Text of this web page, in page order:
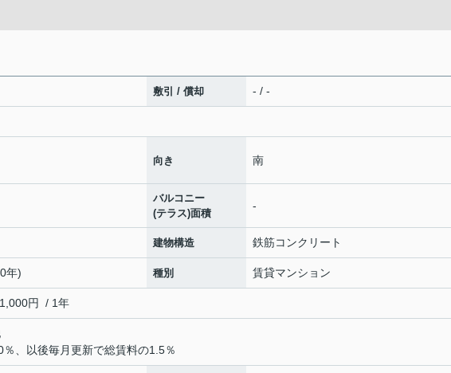
敷引 / 償却 - / -
向き 南
バルコニー
(テラス)面積
-
建物構造 鉄筋コンクリート
年) 種別 賃貸マンション
円 / 1年
、以後毎月更新で総賃料の1.5％